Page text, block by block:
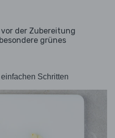
der Zubereitung
grünes
Schritten